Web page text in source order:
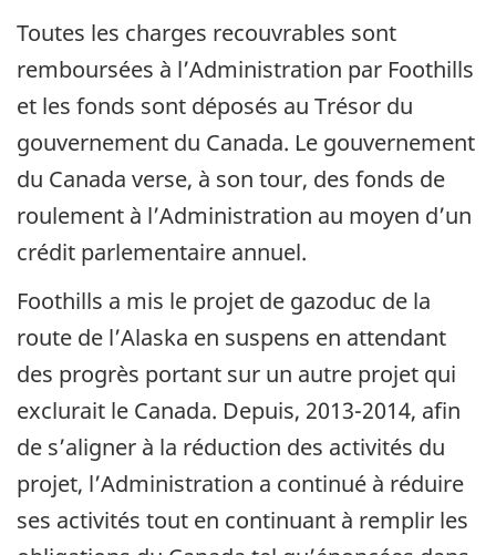
Toutes les charges recouvrables sont
remboursées à l’Administration par Foothills
et les fonds sont déposés au Trésor du
gouvernement du Canada. Le gouvernement
du Canada verse, à son tour, des fonds de
roulement à l’Administration au moyen d’un
crédit parlementaire annuel.
Foothills a mis le projet de gazoduc de la
route de l’Alaska en suspens en attendant
des progrès portant sur un autre projet qui
exclurait le Canada. Depuis, 2013-2014, afin
de s’aligner à la réduction des activités du
projet, l’Administration a continué à réduire
ses activités tout en continuant à remplir les